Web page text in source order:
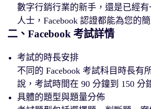
數字行銷行業的新手，還是已經
人士，Facebook 認證都能為您的
二、Facebook 考試詳情
考試的時長安排
不同的 Facebook 考試科目時長有
說，考試時間在 90 分鐘到 150 分
具體的題型與題量分佈